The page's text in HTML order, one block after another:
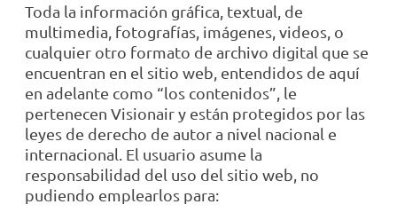
Toda la información gráfica, textual, de
multimedia, fotografías, imágenes, videos, o
cualquier otro formato de archivo digital que se
encuentran en el sitio web, entendidos de aquí
en adelante como “los contenidos”, le
pertenecen Visionair y están protegidos por las
leyes de derecho de autor a nivel nacional e
internacional. El usuario asume la
responsabilidad del uso del sitio web, no
pudiendo emplearlos para: